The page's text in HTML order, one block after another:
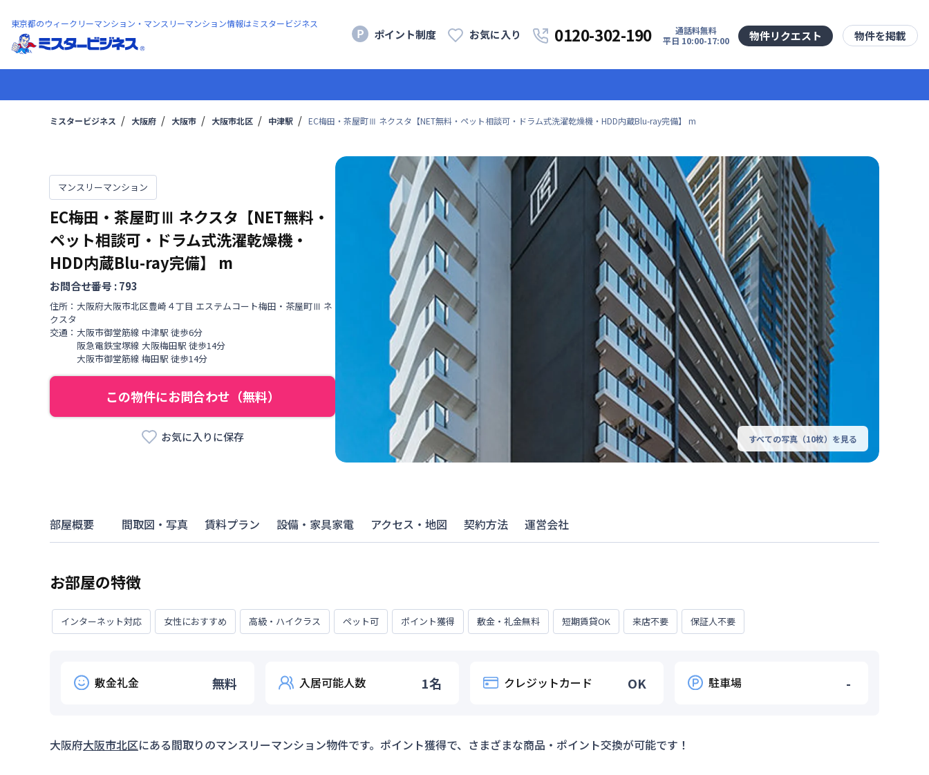
東京都のウィークリーマンション・マンスリーマンション情報はミスタービジネス
ポイント制度 お気に入り 0120-302-190
通話料無料
平日 10:00-17:00
物件リクエスト 物件を掲載
ミスタービジネス 大阪府 大阪市 大阪市北区 中津駅 EC梅田・茶屋町Ⅲ ネクスタ【NET無料・ペット相談可・ドラム式洗濯乾燥機・HDD内蔵Blu-ray完備】 m
マンスリーマンション
EC梅田・茶屋町Ⅲ ネクスタ【NET無料・
ペット相談可・ドラム式洗濯乾燥機・
HDD内蔵Blu-ray完備】
m
お問合せ番号 :793
住所： 大阪府大阪市北区豊崎 ４丁目 エステムコート梅田・茶屋町Ⅲ ネ
クスタ
交通： 大阪市御堂筋線 中津駅 徒歩6分
阪急電鉄宝塚線 大阪梅田駅 徒歩14分
大阪市御堂筋線 梅田駅 徒歩14分
この物件にお問合わせ（無料）
お気に入りに保存 すべての写真（10枚）を見る
部屋概要 間取図・写真 賃料プラン 設備・家具家電 アクセス・地図 契約方法 運営会社
お部屋の特徴
インターネット対応 女性におすすめ 高級・ハイクラス ペット可 ポイント獲得 敷金・礼金無料 短期賃貸OK 来店不要 保証人不要
敷金礼金 無料 入居可能人数 1名 クレジットカード OK 駐車場 -
大阪府大阪市北区にある間取りのマンスリーマンション物件です。ポイント獲得で、さまざまな商品・ポイント交換が可能です！